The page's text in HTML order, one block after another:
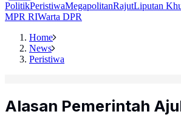
PolitikPeristiwaMegapolitanRajutLiputan
MPR RIWarta DPR
Home
News
Peristiwa
Alasan Pemerintah